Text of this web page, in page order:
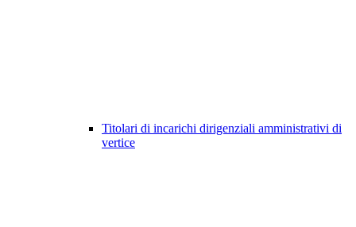
Titolari di incarichi dirigenziali amministrativi di
vertice